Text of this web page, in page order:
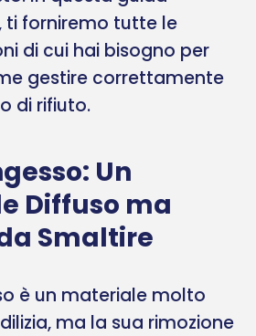
ti forniremo tutte le
di cui hai bisogno per
gestire correttamente
di rifiuto.
Un
Diffuso ma
Smaltire
è un materiale molto
ma la sua rimozione